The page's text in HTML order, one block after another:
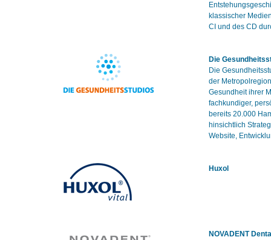
klassischer
CI und des CD
Die
Die
der
Gesundheit ihrer
fachkundiger,
bereits 20.000
hinsichtlich
Website,
Huxol
NOVADENT